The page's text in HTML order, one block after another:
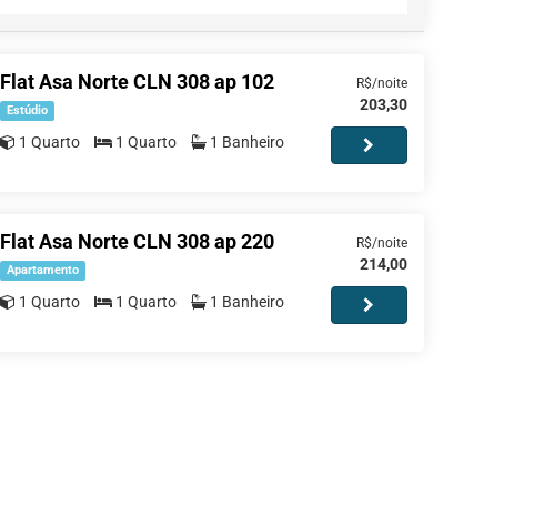
Flat Asa Norte CLN 308 ap 102
Estúdio
1 Quarto 1 Quarto 1 Banheiro
R$/noite
203,30
Flat Asa Norte CLN 308 ap 220
Apartamento
1 Quarto 1 Quarto 1 Banheiro
R$/noite
214,00